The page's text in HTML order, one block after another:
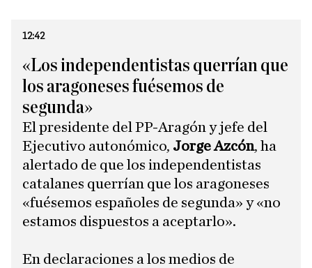
12:42
«Los independentistas querrían que
los aragoneses fuésemos de
segunda»
El presidente del PP-Aragón y jefe del
Ejecutivo autonómico, Jorge Azcón, ha
alertado de que los independentistas
catalanes querrían que los aragoneses
«fuésemos españoles de segunda» y «no
estamos dispuestos a aceptarlo».
​En declaraciones a los medios de